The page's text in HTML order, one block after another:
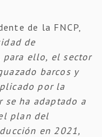
de la FNCP,
de
para ello, el sector
barcos y
por la
se ha adaptado a
plan del
en 2021,